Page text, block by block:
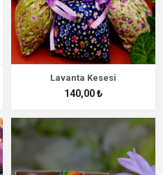
Lavanta Kesesi
140,00 ₺